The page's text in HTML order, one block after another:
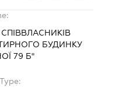
БУДИНКУ
79 Б"